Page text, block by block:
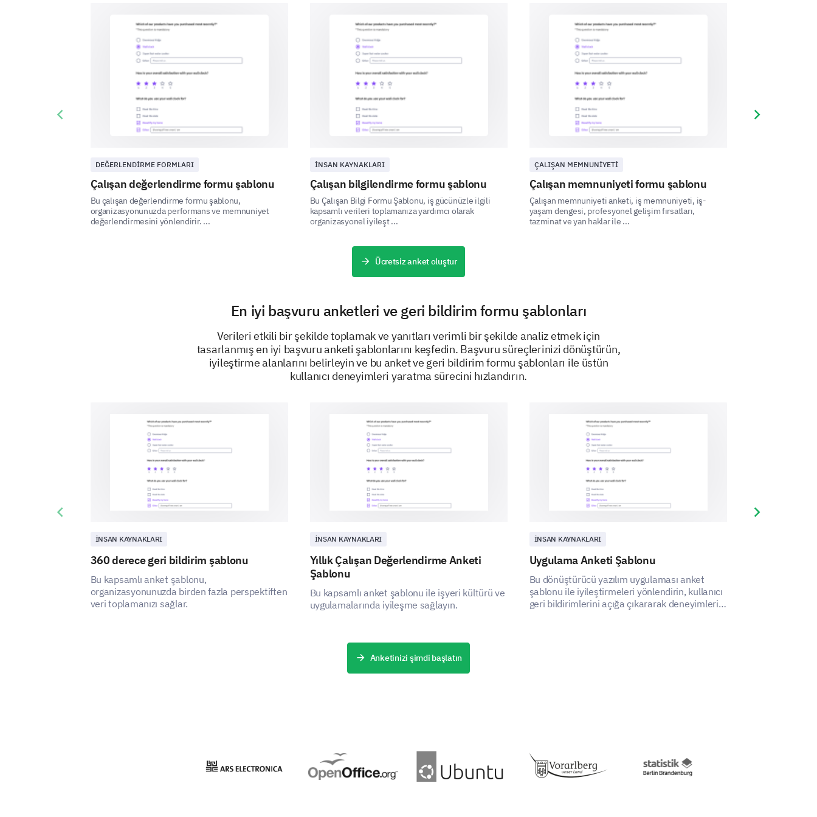
Please provide any additional comments or suggestions you might have to
improve the individual forms/documents.
Looking Ahead
improvement.
How would you rate your overall experience with the new hire paperwork
Please provide specific suggestions on how we could improve your
GÜCÜNÜ KAYNAĞI
DEĞERLENDIRME FORMLARI
Çalışan değerlendirme formu şablonu
Bu çalışan değerlendirme formu şablonu,
organizasyonunuzda performans ve memnuniyet
değerlendirmesini yönlendirir. ...
İNSAN KAYNAKLARI
Çalışan bilgilendirme formu şablonu
Bu Çalışan Bilgi Formu Şablonu, iş gücünüzle ilgili
kapsamlı verileri toplamanıza yardımcı olarak
organizasyonel iyileşt ...
ÇALIŞAN MEMNUNIYETI
Çalışan memnuniyeti formu şablonu
Çalışan memnuniyeti anketi, iş memnuniyeti, iş-
yaşam dengesi, profesyonel gelişim fırsatları,
tazminat ve yan haklar ile ...
Previous slide Next slide
Ücretsiz anket oluştur
En iyi başvuru anketleri ve geri bildirim formu şablonları
Verileri etkili bir şekilde toplamak ve yanıtları verimli bir şekilde analiz etmek için
tasarlanmış en iyi başvuru anketi şablonlarını keşfedin. Başvuru süreçlerinizi dönüştürün,
iyileştirme alanlarını belirleyin ve bu anket ve geri bildirim formu şablonları ile üstün
kullanıcı deneyimleri yaratma sürecini hızlandırın.
İNSAN KAYNAKLARI
360 derece geri bildirim şablonu
Bu kapsamlı anket şablonu,
organizasyonunuzda birden fazla perspektiften
veri toplamanızı sağlar.
İNSAN KAYNAKLARI
Yıllık Çalışan Değerlendirme Anketi
Şablonu
Bu kapsamlı anket şablonu ile işyeri kültürü ve
uygulamalarında iyileşme sağlayın.
İNSAN KAYNAKLARI
Uygulama Anketi Şablonu
Bu dönüştürücü yazılım uygulaması anket
şablonu ile iyileştirmeleri yönlendirin, kullanıcı
geri bildirimlerini açığa çıkararak deneyimlerini
Previous slide Next slide
Anketinizi şimdi başlatın